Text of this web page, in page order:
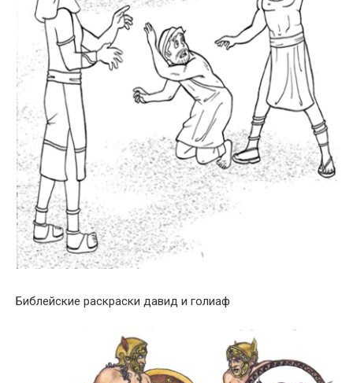
Библейские раскраски давид и голиаф